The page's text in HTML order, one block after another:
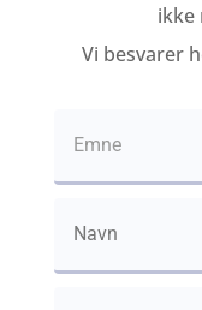
ikke
Vi besvarer